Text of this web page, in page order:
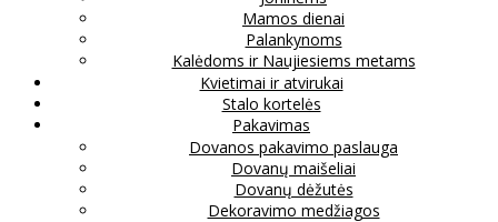
Mamos dienai
Palankynoms
Kalėdoms ir Naujiesiems metams
Kvietimai ir atvirukai
Stalo kortelės
Pakavimas
Dovanos pakavimo paslauga
Dovanų maišeliai
Dovanų dėžutės
Dekoravimo medžiagos